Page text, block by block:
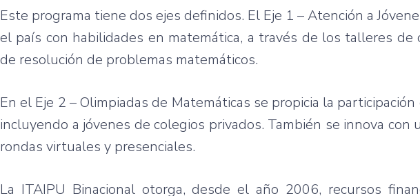
Este programa tiene dos ejes definidos. El Eje 1 – Atención a
el país con habilidades en matemática, a través de los talleres de
de resolución de problemas matemáticos.
En el Eje 2 – Olimpiadas de Matemáticas se propicia la
incluyendo a jóvenes de colegios privados. También se innova
rondas virtuales y presenciales.
La ITAIPU Binacional otorga, desde el año 2006, recursos